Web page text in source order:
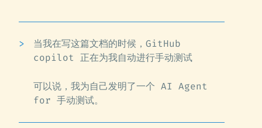
当我在写这篇文档的时候，GitHub
copilot 正在为我自动进行手动测试
可以说，我为自己发明了一个 AI Agent
for 手动测试。